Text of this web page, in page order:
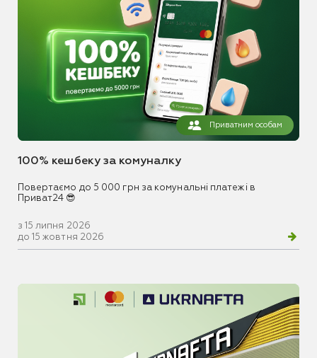
Приватним особам
100% кешбеку за комуналку
Повертаємо до 5 000 грн за комунальні платежі в
Приват24 😎
з 15 липня 2026
до 15 жовтня 2026